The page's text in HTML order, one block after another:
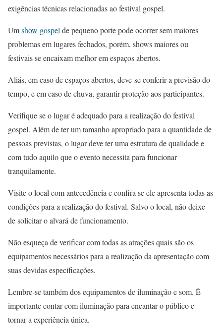
exigências técnicas relacionadas ao festival gospel.
Umshow gospel de pequeno porte pode ocorrer sem maiores
problemas em lugares fechados, porém, shows maiores ou
festivais se encaixam melhor em espaços abertos.
Aliás, em caso de espaços abertos, deve-se conferir a previsão do
tempo, e em caso de chuva, garantir proteção aos participantes.
Verifique se o lugar é adequado para a realização do festival
gospel. Além de ter um tamanho apropriado para a quantidade de
pessoas previstas, o lugar deve ter uma estrutura de qualidade e
com tudo aquilo que o evento necessita para funcionar
tranquilamente.
Visite o local com antecedência e confira se ele apresenta todas as
condições para a realização do festival. Salvo o local, não deixe
de solicitar o alvará de funcionamento.
Não esqueça de verificar com todas as atrações quais são os
equipamentos necessários para a realização da apresentação com
suas devidas especificações.
Lembre-se também dos equipamentos de iluminação e som. É
importante contar com iluminação para encantar o público e
tornar a experiência única.